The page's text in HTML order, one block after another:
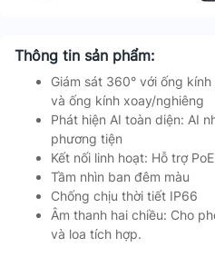
Thông tin sản phẩm:
Giám sát 360° với ống
và ống kính xoay/nghiêng
Phát hiện AI toàn diện: AI
phương tiện
Kết nối linh hoạt: Hỗ trợ
Tầm nhìn ban đêm màu
Chống chịu thời tiết IP66
Âm thanh hai chiều: Cho
và loa tích hợp.